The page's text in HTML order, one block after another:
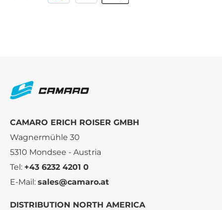
CAMARO ERICH ROISER GMBH
Wagnermühle 30
5310 Mondsee - Austria
Tel: +43 6232 4201 0
E-Mail: sales@camaro.at
DISTRIBUTION NORTH AMERICA